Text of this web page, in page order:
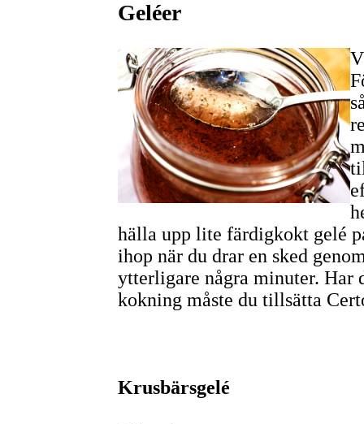
Geléer
hälla upp lite färdigkokt gelé
ihop när du drar en sked
ytterligare några minuter. Har
kokning måste du tillsätta
Krusbärsgelé